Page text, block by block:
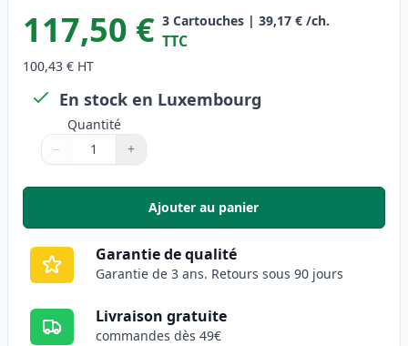
117,50 € 3 Cartouches | 39,17 € /ch.
TTC
100,43 € HT
En stock en Luxembourg
Quantité
Quantité
Utilisez les boutons pour ajuster
− +
Quantité
Ajouter au panier
,Pack de 3 Brother TN2120 &
Garantie de qualité
Garantie de 3 ans. Retours sous 90 jours
Livraison gratuite
commandes dès 49€